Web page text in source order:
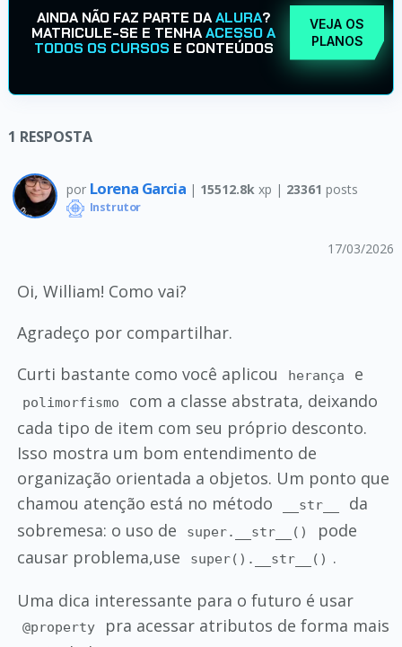
AINDA NÃO FAZ PARTE DAALURA?
MATRICULE-SE E TENHAACESSO A
TODOS OS CURSOS E CONTEÚDOS
VEJA OS
PLANOS
1 RESPOSTA
por Lorena Garcia | 15512.8k xp | 23361 posts
Instrutor
17/03/2026
Oi, William! Como vai?
Agradeço por compartilhar.
Curti bastante como você aplicou
herança e
polimorfismo
com a classe abstrata, deixando
cada tipo de item com seu próprio desconto.
Isso mostra um bom entendimento de
organização orientada a objetos. Um ponto que
chamou atenção está no método
__str__
da
sobremesa: o uso de
super.__str__()
pode
causar problema,use
super().__str__() .
Uma dica interessante para o futuro é usar
@property
pra acessar atributos de forma mais